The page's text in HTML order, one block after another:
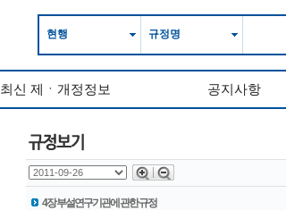
현행 규정명
최신 제ㆍ개정정보 공지사항
4장 부설연구기관에 관한 규정